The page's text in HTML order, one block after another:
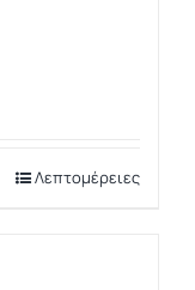
Λεπτομέρειες